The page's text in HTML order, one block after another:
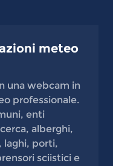
meteo
una webcam in
professionale.
enti
alberghi,
laghi, porti,
sciistici e